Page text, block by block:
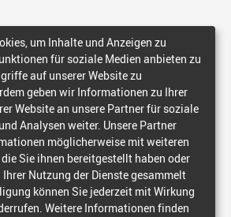
um Inhalte und Anzeigen zu
für soziale Medien anbieten zu
auf unserer Website zu
geben wir Informationen zu Ihrer
Website an unsere Partner für soziale
Analysen weiter. Unsere Partner
möglicherweise mit weiteren
Sie ihnen bereitgestellt haben oder
Nutzung der Dienste gesammelt
können Sie jederzeit mit Wirkung
Weitere Informationen finden